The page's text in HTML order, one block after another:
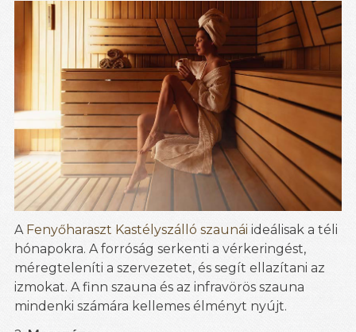
A Fenyőharaszt Kastélyszálló szaunái ideálisak a téli
hónapokra. A forróság serkenti a vérkeringést,
méregteleníti a szervezetet, és segít ellazítani az
izmokat. A finn szauna és az infravörös szauna
mindenki számára kellemes élményt nyújt.